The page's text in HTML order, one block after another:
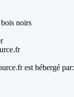
noirs
est hébergé par: